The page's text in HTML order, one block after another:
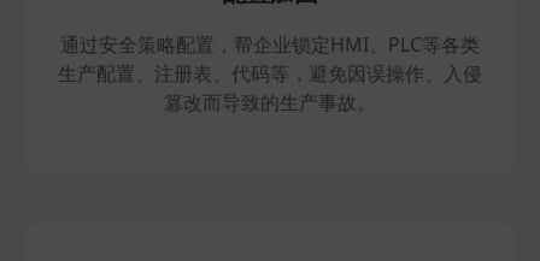
通过安全策略配置，帮企业锁定HMI、PLC等各类
生产配置、注册表、代码等，避免因误操作、入侵
篡改而导致的生产事故。